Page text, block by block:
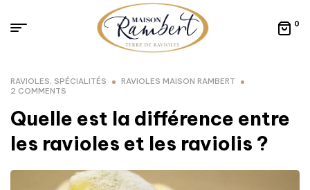
0
RAVIOLES, SPÉCIALITÉS
RAVIOLES MAISON RAMBERT
2 COMMENTS
Quelle est la différence entre
les ravioles et les raviolis ?